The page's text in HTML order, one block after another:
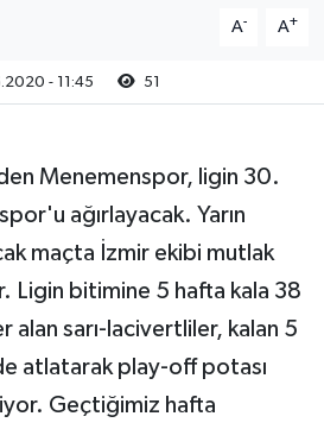
A- A+
- 11:45 51
Menemenspor, ligin 30.
ağırlayacak. Yarın
maçta İzmir ekibi mutlak
Ligin bitimine 5 hafta kala 38
alan sarı-lacivertliler, kalan 5
atlatarak play-off potası
Geçtiğimiz hafta